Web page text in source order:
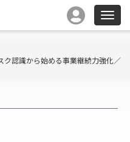
ク認識から始める事業継続力強化／